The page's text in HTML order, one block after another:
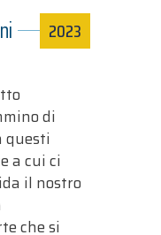
2023
di
questi
a cui ci
il nostro
che si